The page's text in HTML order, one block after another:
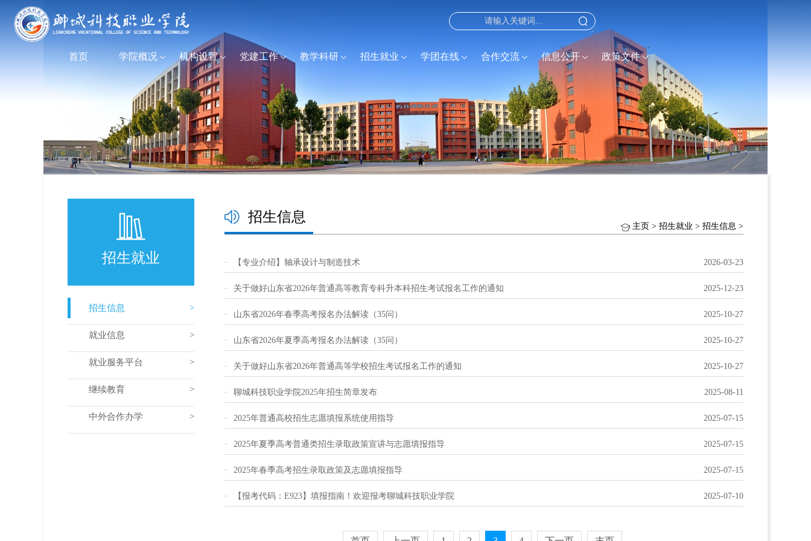
首页 学院概况 机构设置 党建工作 教学科研 招生就业 学团在线 合作交流 信息公开 政策文件
招生就业
招生信息
就业信息
就业服务平台
继续教育
中外合作办学
招生信息
主页 > 招生就业 > 招生信息 >
· 【专业介绍】轴承设计与制造技术 2026-03-23
· 关于做好山东省2026年普通高等教育专科升本科招生考试报名工作的通知 2025-12-23
· 山东省2026年春季高考报名办法解读（35问） 2025-10-27
· 山东省2026年夏季高考报名办法解读（35问） 2025-10-27
· 关于做好山东省2026年普通高等学校招生考试报名工作的通知 2025-10-27
· 聊城科技职业学院2025年招生简章发布 2025-08-11
· 2025年普通高校招生志愿填报系统使用指导 2025-07-15
· 2025年夏季高考普通类招生录取政策宣讲与志愿填报指导 2025-07-15
· 2025年春季高考招生录取政策及志愿填报指导 2025-07-15
· 【报考代码：E923】填报指南！欢迎报考聊城科技职业学院 2025-07-10